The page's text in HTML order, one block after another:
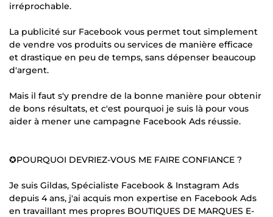
irréprochable.
La publicité sur Facebook vous permet tout simplement
de vendre vos produits ou services de manière efficace
et drastique en peu de temps, sans dépenser beaucoup
d'argent.
Mais il faut s'y prendre de la bonne manière pour obtenir
de bons résultats, et c'est pourquoi je suis là pour vous
aider à mener une campagne Facebook Ads réussie.
✪POURQUOI DEVRIEZ-VOUS ME FAIRE CONFIANCE ?
Je suis Gildas, Spécialiste Facebook & Instagram Ads
depuis 4 ans, j'ai acquis mon expertise en Facebook Ads
en travaillant mes propres BOUTIQUES DE MARQUES E-